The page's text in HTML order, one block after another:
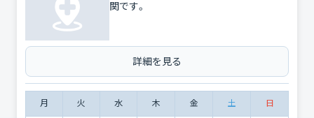
関です。
詳細を見る
月 火 水 木 金 土 日